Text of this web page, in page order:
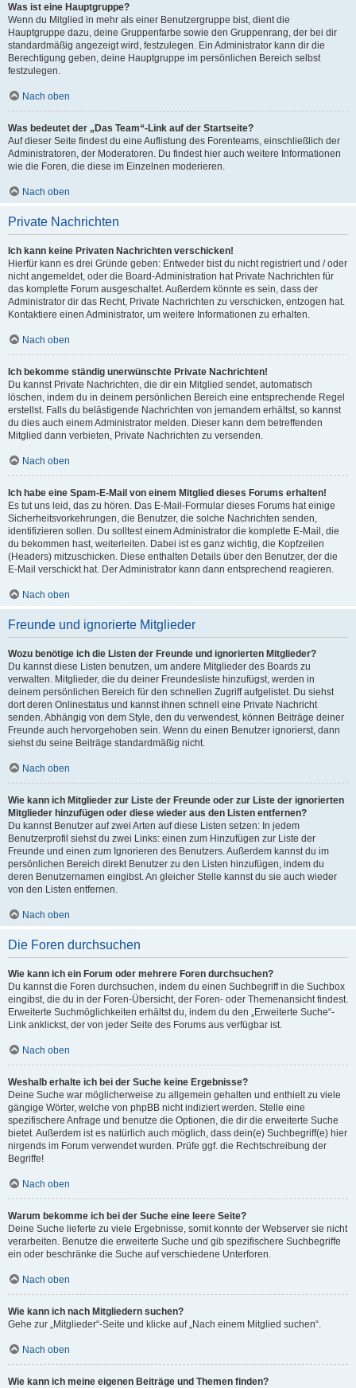
Was ist eine Hauptgruppe?
Wenn du Mitglied in mehr als einer Benutzergruppe bist, dient die
Hauptgruppe dazu, deine Gruppenfarbe sowie den Gruppenrang, der bei dir
standardmäßig angezeigt wird, festzulegen. Ein Administrator kann dir die
Berechtigung geben, deine Hauptgruppe im persönlichen Bereich selbst
festzulegen.
Nach oben
Was bedeutet der „Das Team“-Link auf der Startseite?
Auf dieser Seite findest du eine Auflistung des Forenteams, einschließlich der
Administratoren, der Moderatoren. Du findest hier auch weitere Informationen
wie die Foren, die diese im Einzelnen moderieren.
Nach oben
Private Nachrichten
Ich kann keine Privaten Nachrichten verschicken!
Hierfür kann es drei Gründe geben: Entweder bist du nicht registriert und / oder
nicht angemeldet, oder die Board-Administration hat Private Nachrichten für
das komplette Forum ausgeschaltet. Außerdem könnte es sein, dass der
Administrator dir das Recht, Private Nachrichten zu verschicken, entzogen hat.
Kontaktiere einen Administrator, um weitere Informationen zu erhalten.
Nach oben
Ich bekomme ständig unerwünschte Private Nachrichten!
Du kannst Private Nachrichten, die dir ein Mitglied sendet, automatisch
löschen, indem du in deinem persönlichen Bereich eine entsprechende Regel
erstellst. Falls du belästigende Nachrichten von jemandem erhältst, so kannst
du dies auch einem Administrator melden. Dieser kann dem betreffenden
Mitglied dann verbieten, Private Nachrichten zu versenden.
Nach oben
Ich habe eine Spam-E-Mail von einem Mitglied dieses Forums erhalten!
Es tut uns leid, das zu hören. Das E-Mail-Formular dieses Forums hat einige
Sicherheitsvorkehrungen, die Benutzer, die solche Nachrichten senden,
identifizieren sollen. Du solltest einem Administrator die komplette E-Mail, die
du bekommen hast, weiterleiten. Dabei ist es ganz wichtig, die Kopfzeilen
(Headers) mitzuschicken. Diese enthalten Details über den Benutzer, der die
E-Mail verschickt hat. Der Administrator kann dann entsprechend reagieren.
Nach oben
Freunde und ignorierte Mitglieder
Wozu benötige ich die Listen der Freunde und ignorierten Mitglieder?
Du kannst diese Listen benutzen, um andere Mitglieder des Boards zu
verwalten. Mitglieder, die du deiner Freundesliste hinzufügst, werden in
deinem persönlichen Bereich für den schnellen Zugriff aufgelistet. Du siehst
dort deren Onlinestatus und kannst ihnen schnell eine Private Nachricht
senden. Abhängig von dem Style, den du verwendest, können Beiträge deiner
Freunde auch hervorgehoben sein. Wenn du einen Benutzer ignorierst, dann
siehst du seine Beiträge standardmäßig nicht.
Nach oben
Wie kann ich Mitglieder zur Liste der Freunde oder zur Liste der ignorierten
Mitglieder hinzufügen oder diese wieder aus den Listen entfernen?
Du kannst Benutzer auf zwei Arten auf diese Listen setzen: In jedem
Benutzerprofil siehst du zwei Links: einen zum Hinzufügen zur Liste der
Freunde und einen zum Ignorieren des Benutzers. Außerdem kannst du im
persönlichen Bereich direkt Benutzer zu den Listen hinzufügen, indem du
deren Benutzernamen eingibst. An gleicher Stelle kannst du sie auch wieder
von den Listen entfernen.
Nach oben
Die Foren durchsuchen
Wie kann ich ein Forum oder mehrere Foren durchsuchen?
Du kannst die Foren durchsuchen, indem du einen Suchbegriff in die Suchbox
eingibst, die du in der Foren-Übersicht, der Foren- oder Themenansicht findest.
Erweiterte Suchmöglichkeiten erhältst du, indem du den „Erweiterte Suche“-
Link anklickst, der von jeder Seite des Forums aus verfügbar ist.
Nach oben
Weshalb erhalte ich bei der Suche keine Ergebnisse?
Deine Suche war möglicherweise zu allgemein gehalten und enthielt zu viele
gängige Wörter, welche von phpBB nicht indiziert werden. Stelle eine
spezifischere Anfrage und benutze die Optionen, die dir die erweiterte Suche
bietet. Außerdem ist es natürlich auch möglich, dass dein(e) Suchbegriff(e) hier
nirgends im Forum verwendet wurden. Prüfe ggf. die Rechtschreibung der
Begriffe!
Nach oben
Warum bekomme ich bei der Suche eine leere Seite?
Deine Suche lieferte zu viele Ergebnisse, somit konnte der Webserver sie nicht
verarbeiten. Benutze die erweiterte Suche und gib spezifischere Suchbegriffe
ein oder beschränke die Suche auf verschiedene Unterforen.
Nach oben
Wie kann ich nach Mitgliedern suchen?
Gehe zur „Mitglieder“-Seite und klicke auf „Nach einem Mitglied suchen“.
Nach oben
Wie kann ich meine eigenen Beiträge und Themen finden?